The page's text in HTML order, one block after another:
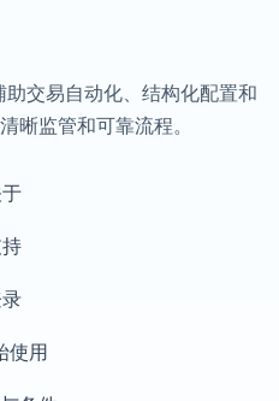
交易自动化、结构化配置和
晰监管和可靠流程。
使用